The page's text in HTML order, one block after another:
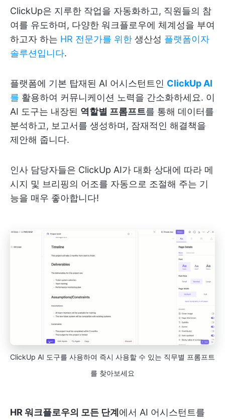
ClickUp은 지루한 작업을 자동화하고, 직원들의 참
여를 유도하며, 다양한 워크플로우에 체계성을 부여
하고자 하는 HR 전문가를 위한 생산성 플랫폼이자
솔루션입니다.
플랫폼에 기본 탑재된 AI 어시스턴트인 ClickUp AI
를 활용하여 커뮤니케이션 노력을 간소화하세요. 이
AI 도구는 내장된 역할별 프롬프트를 통해 데이터를
분석하고, 보고서를 생성하며, 잠재적인 해결책을
제안해 줍니다.
인사 담당자들은 ClickUp AI가 대화 상대에 따라 메
시지 및 브리핑의 어조를 자동으로 조절해 주는 기
능을 매우 좋아합니다!
ClickUp AI 도구를 사용하여 즉시 사용할 수 있는 직무별 프롬프트
를 찾아보세요
HR 워크플로우의 모든 단계에서 AI 어시스턴트를